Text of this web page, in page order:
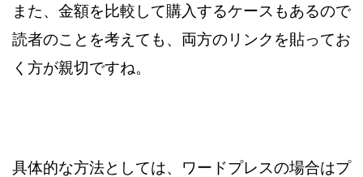
また、金額を比較して購入するケースもあるので
読者のことを考えても、 両方のリンクを貼ってお
く方が親切ですね。
具体的な方法としては、ワードプレスの場合はプ